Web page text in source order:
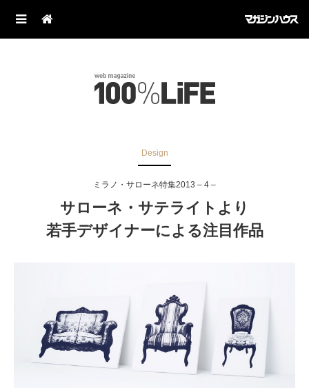
Design
ミラノ・サローネ特集2013 – 4 –
サローネ・サテライトより
若手デザイナーによる注目作品